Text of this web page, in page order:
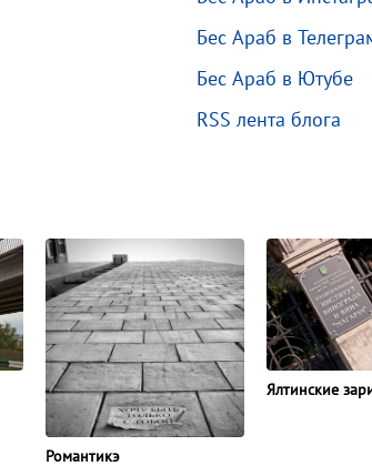
Бес Араб в
Бес Араб в Ютубе
RSS лента блога
Романтикэ
Ялтинские